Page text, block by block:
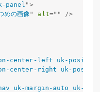
panel " >
めの画像" alt=" "
/>
center-left uk-
center-right uk-
uk-margin-auto uk-